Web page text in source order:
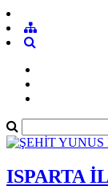
ISPARTA